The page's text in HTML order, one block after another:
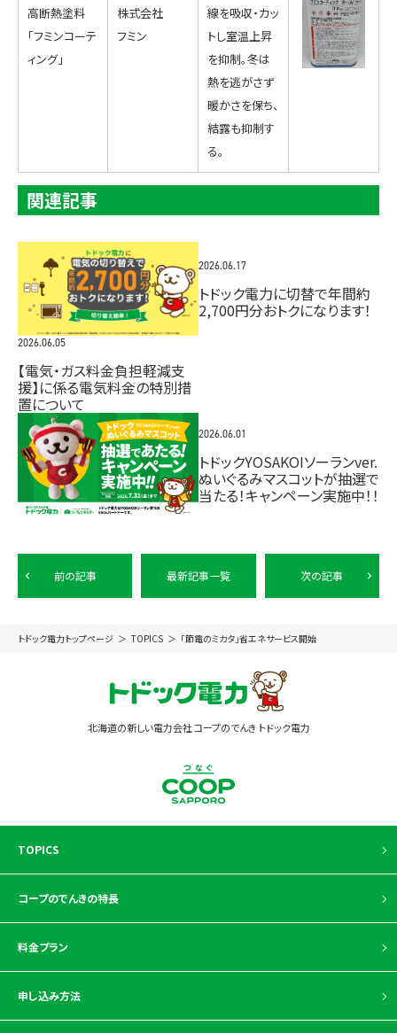
高断熱塗料
「フミンコーテ
ィング」
株式会社
フミン
線を吸収・カッ
トし室温上昇
を抑制。冬は
熱を逃がさず
暖かさを保ち、
結露も抑制す
る。
関連記事
2026.06.17
トドック電力に切替で年間約
2,700円分おトクになります！
2026.06.05
【電気・ガス料金負担軽減支
援】に係る電気料金の特別措
置について
2026.06.01
トドックYOSAKOIソーランver.
ぬいぐるみマスコットが抽選で
当たる！キャンペーン実施中！！
前の記事 最新記事一覧 次の記事
トドック電力トップページ TOPICS 「節電のミカタ」省エネサービス開始
北海道の新しい電力会社 コープのでんき トドック電力
TOPICS
コープのでんきの特長
料金プラン
申し込み方法